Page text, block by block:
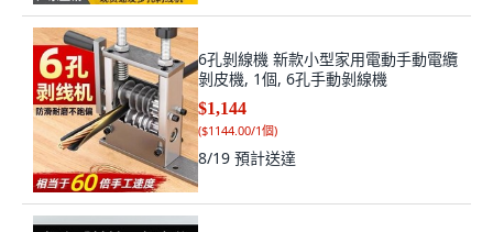
6孔剝線機 新款小型家用電動手動電纜
剝皮機, 1個, 6孔手動剝線機
$1,144
($1144.00/1個)
8/19 預計送達